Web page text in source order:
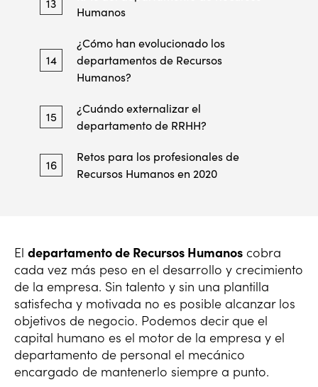
13
Humanos
14
¿Cómo han evolucionado los
departamentos de Recursos
Humanos?
15
¿Cuándo externalizar el
departamento de RRHH?
16
Retos para los profesionales de
Recursos Humanos en 2020
El departamento de Recursos Humanos cobra
cada vez más peso en el desarrollo y crecimiento
de la empresa. Sin talento y sin una plantilla
satisfecha y motivada no es posible alcanzar los
objetivos de negocio. Podemos decir que el
capital humano es el motor de la empresa y el
departamento de personal el mecánico
encargado de mantenerlo siempre a punto.